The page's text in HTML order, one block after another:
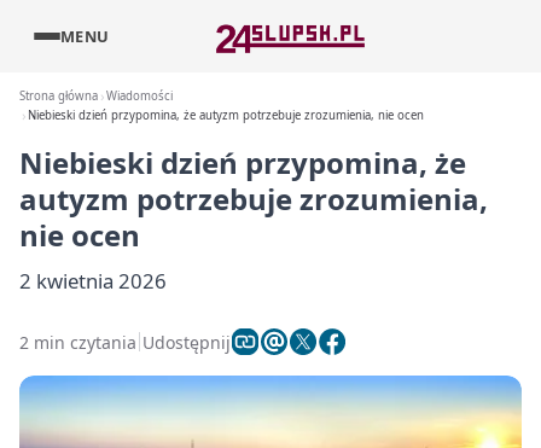
MENU
Strona główna Wiadomości
Niebieski dzień przypomina, że autyzm potrzebuje zrozumienia, nie ocen
Niebieski dzień przypomina, że
autyzm potrzebuje zrozumienia,
nie ocen
2 kwietnia 2026
2 min czytania Udostępnij